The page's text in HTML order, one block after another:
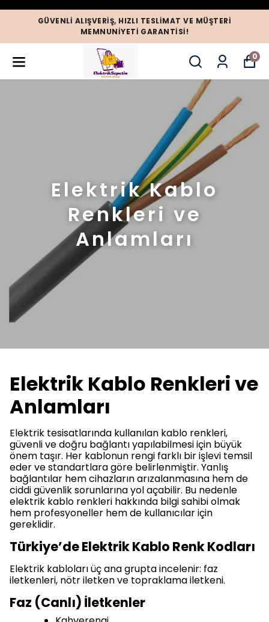
GÜVENLI ALIŞVERIŞ, HIZLI TESLIMAT VE MÜŞTERI
MEMNUNIYETI GARANTISI!
0
Elektrik Kablo
Renkleri ve
Anlamları
Elektrik Kablo Renkleri ve
Anlamları
Elektrik tesisatlarında kullanılan kablo renkleri,
güvenli ve doğru bağlantı yapılabilmesi için büyük
önem taşır. Her kablonun rengi farklı bir işlevi temsil
eder ve standartlara göre belirlenmiştir. Yanlış
bağlantılar hem cihazların arızalanmasına hem de
ciddi güvenlik sorunlarına yol açabilir. Bu nedenle
elektrik kablo renkleri hakkında bilgi sahibi olmak
hem profesyoneller hem de kullanıcılar için
gereklidir.
Türkiye’de Elektrik Kablo Renk Kodları
Elektrik kabloları üç ana grupta incelenir: faz
iletkenleri, nötr iletken ve topraklama iletkeni.
Faz (Canlı) İletkenler